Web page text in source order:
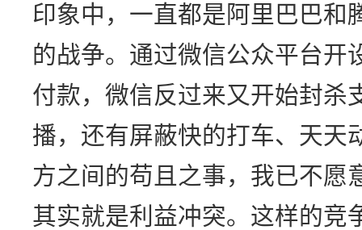
印象中，一直都是阿里巴巴和
的战争。通过微信公众平台开
付款，微信反过来又开始封杀
播，还有屏蔽快的打车、天天
方之间的苟且之事，我已不愿
其实就是利益冲突。这样的竞